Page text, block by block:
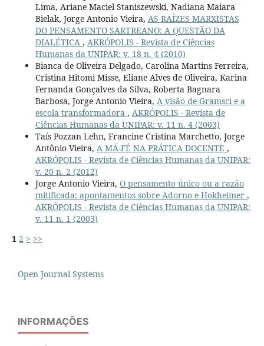
Lima, Ariane Maciel Staniszewski, Nadiana Maiara
Bielak, Jorge Antonio Vieira, AS RAÍZES MARXISTAS
DO PENSAMENTO SARTREANO: A QUESTÃO DA
DIALÉTICA , AKRÓPOLIS - Revista de Ciências
Humanas da UNIPAR: v. 18 n. 4 (2010)
Bianca de Oliveira Delgado, Carolina Martins Ferreira,
Cristina Hitomi Misse, Eliane Alves de Oliveira, Karina
Fernanda Gonçalves da Silva, Roberta Bagnara
Barbosa, Jorge Antonio Vieira, A visão de Gramsci e a
escola transformadora , AKRÓPOLIS - Revista de
Ciências Humanas da UNIPAR: v. 11 n. 4 (2003)
Taís Pozzan Lehn, Francine Cristina Marchetto, Jorge
Antônio Vieira, A MÁ-FÉ NA PRÁTICA DOCENTE ,
AKRÓPOLIS - Revista de Ciências Humanas da UNIPAR:
v. 20 n. 2 (2012)
Jorge Antonio Vieira, O pensamento único ou a razão
mitificada: apontamentos sobre Adorno e Hokheimer ,
AKRÓPOLIS - Revista de Ciências Humanas da UNIPAR:
v. 11 n. 1 (2003)
1 2 > >>
Open Journal Systems
INFORMAÇÕES